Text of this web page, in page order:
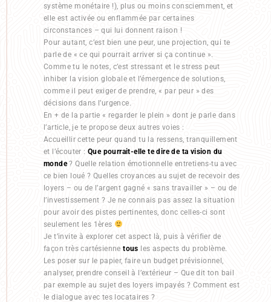
système monétaire !), plus ou moins consciemment, et
elle est activée ou enflammée par certaines
circonstances – qui lui donnent raison !
Pour autant, c’est bien une peur, une projection, qui te
parle de « ce qui pourrait arriver si ça continue ».
Comme tu le notes, c’est stressant et le stress peut
inhiber la vision globale et l’émergence de solutions,
comme il peut exiger de prendre, « par peur » des
décisions dans l’urgence.
En + de la partie « regarder le plein » dont je parle dans
l’article, je te propose deux autres voies :
Accueillir cette peur quand tu la ressens, tranquillement
et l’écouter :Que pourrait-elle te dire de ta vision du
monde? Quelle relation émotionnelle entretiens-tu avec
ce bien loué ? Quelles croyances au sujet de recevoir des
loyers – ou de l’argent gagné « sans travailler » – ou de
l’investissement ? Je ne connais pas assez la situation
pour avoir des pistes pertinentes, donc celles-ci sont
seulement les 1ères
Je t’invite à explorer cet aspect là, puis à vérifier de
façon très cartésiennetous les aspects du problème.
Les poser sur le papier, faire un budget prévisionnel,
analyser, prendre conseil à l’extérieur – Que dit ton bail
par exemple au sujet des loyers impayés ? Comment est
le dialogue avec tes locataires ?